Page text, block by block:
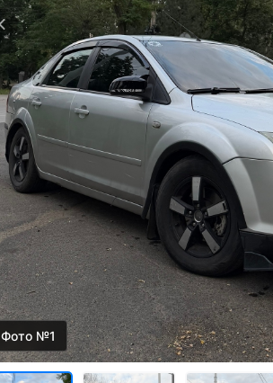
Фото №1